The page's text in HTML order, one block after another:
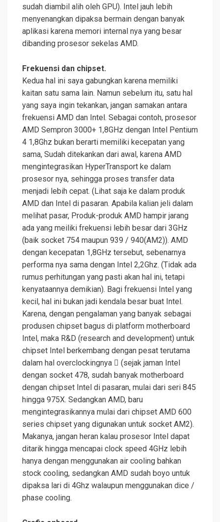
sudah diambil alih oleh GPU). Intel jauh lebih
menyenangkan dipaksa bermain dengan banyak
aplikasi karena memori internal nya yang besar
dibanding prosesor sekelas AMD.
Frekuensi dan chipset.
Kedua hal ini saya gabungkan karena memiliki
kaitan satu sama lain. Namun sebelum itu, satu hal
yang saya ingin tekankan, jangan samakan antara
frekuensi AMD dan Intel. Sebagai contoh, prosesor
AMD Sempron 3000+ 1,8GHz dengan Intel Pentium
4 1,8Ghz bukan berarti memiliki kecepatan yang
sama, Sudah ditekankan dari awal, karena AMD
mengintegrasikan HyperTransport ke dalam
prosesor nya, sehingga proses transfer data
menjadi lebih cepat. (Lihat saja ke dalam produk
AMD dan Intel di pasaran. Apabila kalian jeli dalam
melihat pasar, Produk-produk AMD hampir jarang
ada yang meiliki frekuensi lebih besar dari 3GHz
(baik socket 754 maupun 939 / 940(AM2)). AMD
dengan kecepatan 1,8GHz tersebut, sebenarnya
performa nya sama dengan Intel 2,2Ghz. (Tidak ada
rumus perhitungan yang pasti akan hal ini, tetapi
kenyataannya demikian). Bagi frekuensi Intel yang
kecil, hal ini bukan jadi kendala besar buat Intel.
Karena, dengan pengalaman yang banyak sebagai
produsen chipset bagus di platform motherboard
Intel, maka R&D (research and development) untuk
chipset Intel berkembang dengan pesat terutama
dalam hal overclockingnya  (sejak jaman Intel
dengan socket 478, sudah banyak motherboard
dengan chipset Intel di pasaran, mulai dari seri 845
hingga 975X. Sedangkan AMD, baru
mengintegrasikannya mulai dari chipset AMD 600
series chipset yang digunakan untuk socket AM2).
Makanya, jangan heran kalau prosesor Intel dapat
ditarik hingga mencapai clock speed 4GHz lebih
hanya dengan menggunakan air cooling bahkan
stock cooling, sedangkan AMD sudah boyo untuk
dipaksa lari di 4Ghz walaupun menggunakan dice /
phase cooling.